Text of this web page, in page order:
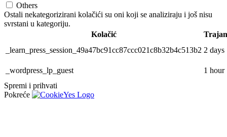
Others
Ostali nekategorizirani kolačići su oni koji se analiziraju i još nisu
svrstani u kategoriju.
Kolačić
_learn_press_session_49a47bc91cc87ccc021c8b32b4c513b2 2 days
_wordpress_lp_guest
1 hour
Spremi i prihvati
Pokreće